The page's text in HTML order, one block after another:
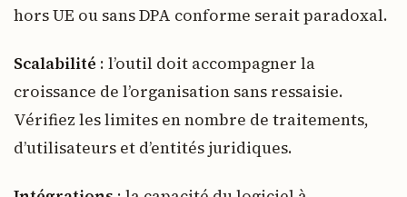
hors UE ou sans DPA conforme serait paradoxal.
Scalabilité : l’outil doit accompagner la
croissance de l’organisation sans ressaisie.
Vérifiez les limites en nombre de traitements,
d’utilisateurs et d’entités juridiques.